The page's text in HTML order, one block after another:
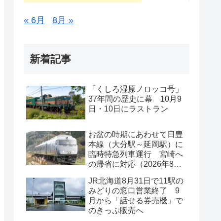
« 6月 8月 »
新着記事
「くしろ湿原ノロッコ号」
37年間の歴史に幕 10月9
日・10日にラストラン
お盆の時期にあわせて日豊
本線（大分駅～延岡駅）に
臨時特急列車運行 宮崎へ
の帰省に対応（2026年8月
JR北海道8月31日で11駅の
みどりの窓口営業終了 9
月から「話せる券売機」で
のきっぷ販売へ